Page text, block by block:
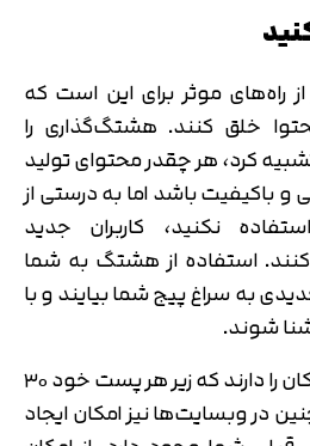
راه‌های موثر برای این است که
خلق کنند. هشتگ‌گذاری را
کرد، هر چقدر محتوای تولید
باکیفیت باشد اما به درستی از
نکنید، کاربران جدید
کنند. استفاده از هشتگ به شما
به سراغ پیج شما بیایند و با
شوند.
کاربران اینستاگرام این امکان را دارند که زیر هر پست خود ۳۰
در وبسایت‌ها نیز امکان ایجاد